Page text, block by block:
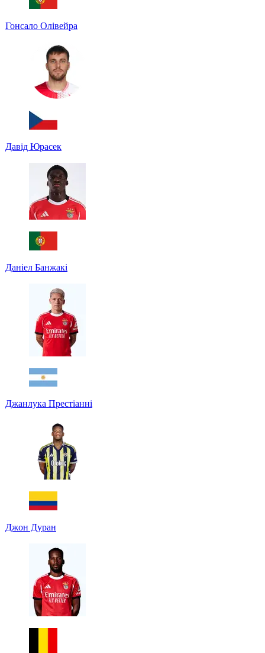
Гонсало Олівейра
Давід Юрасек
Даніел Банжакі
Джанлука Престіанні
Джон Дуран